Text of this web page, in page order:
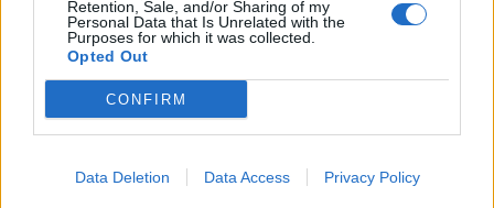
Retention, Sale, and/or Sharing of my
Personal Data that Is Unrelated with the
Purposes for which it was collected.
Opted Out
CONFIRM
Data Deletion Data Access Privacy Policy
προσέλκυση πελατών
06/08/2026 - 15:56 ΕΠΙΧΕΙΡΗΣΕΙΣ
Χρηματιστήριο: Στις 2.627,95 μονάδες ο Γενικός
Δείκτης Τιμών, με άνοδο 0,15%
06/08/2026 - 15:46 ΟΙΚΟΝΟΜΙΑ
ΥΠΑΑΤ: Αποζημιώσεις 38,1 εκατ. ευρώ σε